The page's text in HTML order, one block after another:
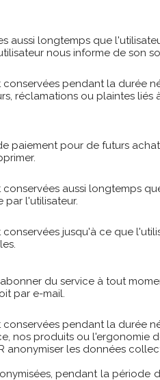
aussi longtemps que
nous informe de son
pendant la durée
réclamations ou plaintes
paiement pour de futurs
aussi longtemps
par l'utilisateur.
jusqu'à ce que
du service à tout
par e-mail.
pendant la durée
nos produits ou l'ergonomie
anonymiser les données
pendant la